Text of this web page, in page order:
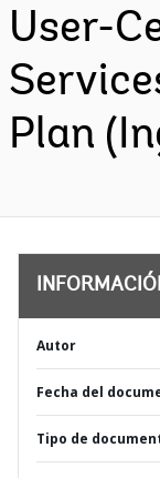
User-
Plan
Autor
Fecha del
Tipo de